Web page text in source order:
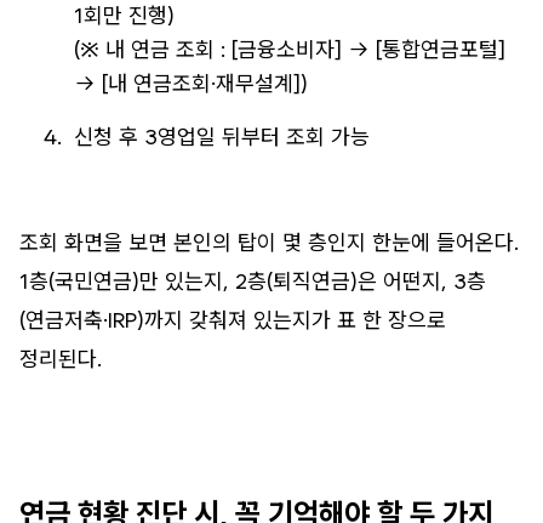
1회만 진행)
(※ 내 연금 조회 : [금융소비자] → [통합연금포털]
→ [내 연금조회·재무설계])
신청 후 3영업일 뒤부터 조회 가능
조회 화면을 보면 본인의 탑이 몇 층인지 한눈에 들어온다.
1층(국민연금)만 있는지, 2층(퇴직연금)은 어떤지, 3층
(연금저축·IRP)까지 갖춰져 있는지가 표 한 장으로
정리된다.
연금 현황 진단 시, 꼭 기억해야 할 두 가지